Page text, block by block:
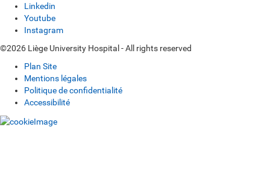
Linkedin
Youtube
Instagram
©2026 Liège University Hospital - All rights reserved
Plan Site
Mentions légales
Politique de confidentialité
Accessibilité